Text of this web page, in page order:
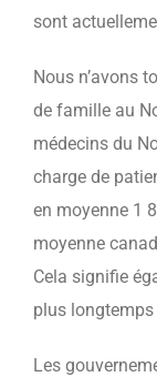
sont
Nous n’avons
de famille au
médecins du
charge de
en moyenne 1
moyenne
Cela signifie
plus
Les